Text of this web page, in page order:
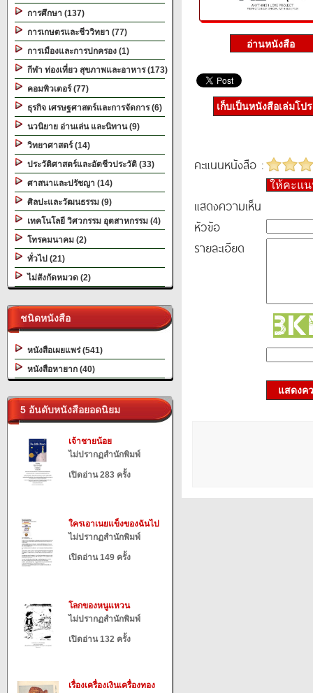
การศึกษา (137)
การเกษตรและชีววิทยา (77)
การเมืองและการปกครอง (1)
กีฬา ท่องเที่ยว สุขภาพและอาหาร (173)
คอมพิวเตอร์ (77)
ธุรกิจ เศรษฐศาสตร์และการจัดการ (6)
นวนิยาย อ่านเล่น และนิทาน (9)
วิทยาศาสตร์ (14)
ประวัติศาสตร์และอัตชีวประวัติ (33)
ศาสนาและปรัชญา (14)
ศิลปะและวัฒนธรรม (9)
เทคโนโลยี วิศวกรรม อุตสาหกรรม (4)
โทรคมนาคม (2)
ทั่วไป (21)
ไม่สังกัดหมวด (2)
ชนิดหนังสือ
หนังสือเผยแพร่ (541)
หนังสือหายาก (40)
5 อันดับหนังสือยอดนิยม
เจ้าชายน้อย
ไม่ปรากฏสำนักพิมพ์
เปิดอ่าน 283 ครั้ง
ใครเอาเนยแข็งของฉันไป
ไม่ปรากฏสำนักพิมพ์
เปิดอ่าน 149 ครั้ง
โลกของหนูแหวน
ไม่ปรากฏสำนักพิมพ์
เปิดอ่าน 132 ครั้ง
เรื่องเครื่องเงินเครื่องทอง
เก็บเป็นหนังสือเล่มโป
คะแนนหนังสือ :
ให้คะแ
แสดงความเห็น
หัวข้อ
รายละเอียด
แสดงค